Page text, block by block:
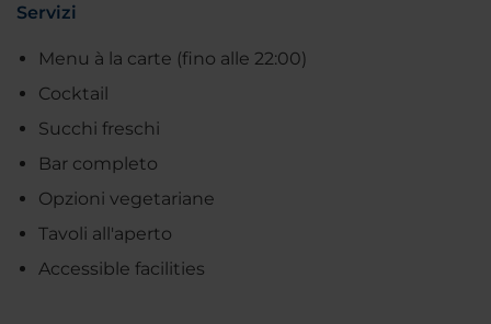
Servizi
Menu à la carte (fino alle 22:00)
Cocktail
Succhi freschi
Bar completo
Opzioni vegetariane
Tavoli all'aperto
Accessible facilities